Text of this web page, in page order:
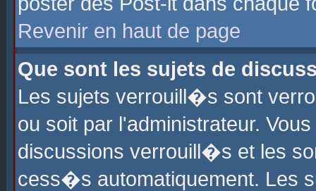
Revenir en haut de page
Que sont les sujets de
Les sujets verrouill�s sont
ou soit par l'administrateur.
discussions verrouill�s et les
cess�s automatiquement. Les